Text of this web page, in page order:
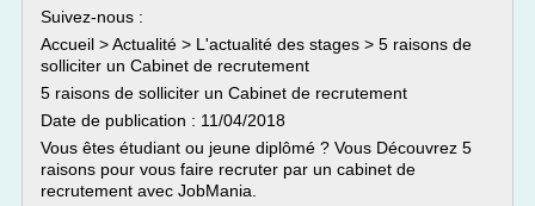
Suivez-nous :
Accueil > Actualité > L'actualité des stages > 5 raisons de
solliciter un Cabinet de recrutement
5 raisons de solliciter un Cabinet de recrutement
Date de publication : 11/04/2018
Vous êtes étudiant ou jeune diplômé ? Vous Découvrez 5
raisons pour vous faire recruter par un cabinet de
recrutement avec JobMania.